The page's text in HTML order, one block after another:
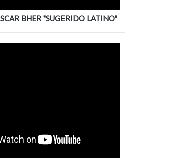
BHER "SUGERIDO LATINO"